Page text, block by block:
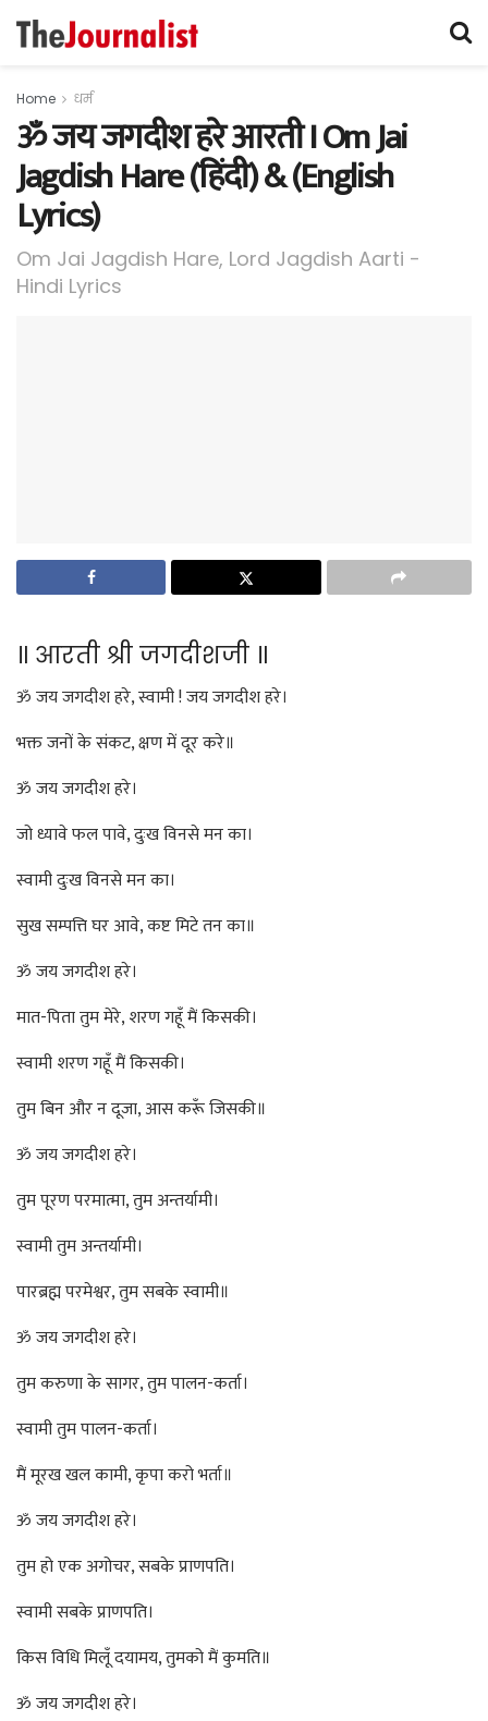
Home धर्म
ॐ जय जगदीश हरे आरती I Om Jai
Jagdish Hare (हिंदी) & (English
Lyrics)
Om Jai Jagdish Hare, Lord Jagdish Aarti -
Hindi Lyrics
॥ आरती श्री जगदीशजी ॥
ॐ जय जगदीश हरे, स्वामी ! जय जगदीश हरे।
भक्त जनों के संकट, क्षण में दूर करे॥
ॐ जय जगदीश हरे।
जो ध्यावे फल पावे, दुःख विनसे मन का।
स्वामी दुःख विनसे मन का।
सुख सम्पत्ति घर आवे, कष्ट मिटे तन का॥
ॐ जय जगदीश हरे।
मात-पिता तुम मेरे, शरण गहूँ मैं किसकी।
स्वामी शरण गहूँ मैं किसकी।
तुम बिन और न दूजा, आस करूँ जिसकी॥
ॐ जय जगदीश हरे।
तुम पूरण परमात्मा, तुम अन्तर्यामी।
स्वामी तुम अन्तर्यामी।
पारब्रह्म परमेश्वर, तुम सबके स्वामी॥
ॐ जय जगदीश हरे।
तुम करुणा के सागर, तुम पालन-कर्ता।
स्वामी तुम पालन-कर्ता।
मैं मूरख खल कामी, कृपा करो भर्ता॥
ॐ जय जगदीश हरे।
तुम हो एक अगोचर, सबके प्राणपति।
स्वामी सबके प्राणपति।
किस विधि मिलूँ दयामय, तुमको मैं कुमति॥
ॐ जय जगदीश हरे।